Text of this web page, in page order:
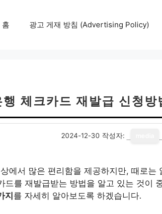
홈 광고 게재 방침 (Advertising Policy)
행 체크카드 재발급 신청
2024-12-30 작성자:
에서 많은 편리함을 제공하지만, 때로는
드를 재발급받는 방법을 알고 있는 것이
지 를 자세히 알아보도록 하겠습니다.